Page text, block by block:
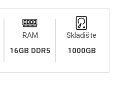
RAM
16GB DDR5
Skladište
1000GB